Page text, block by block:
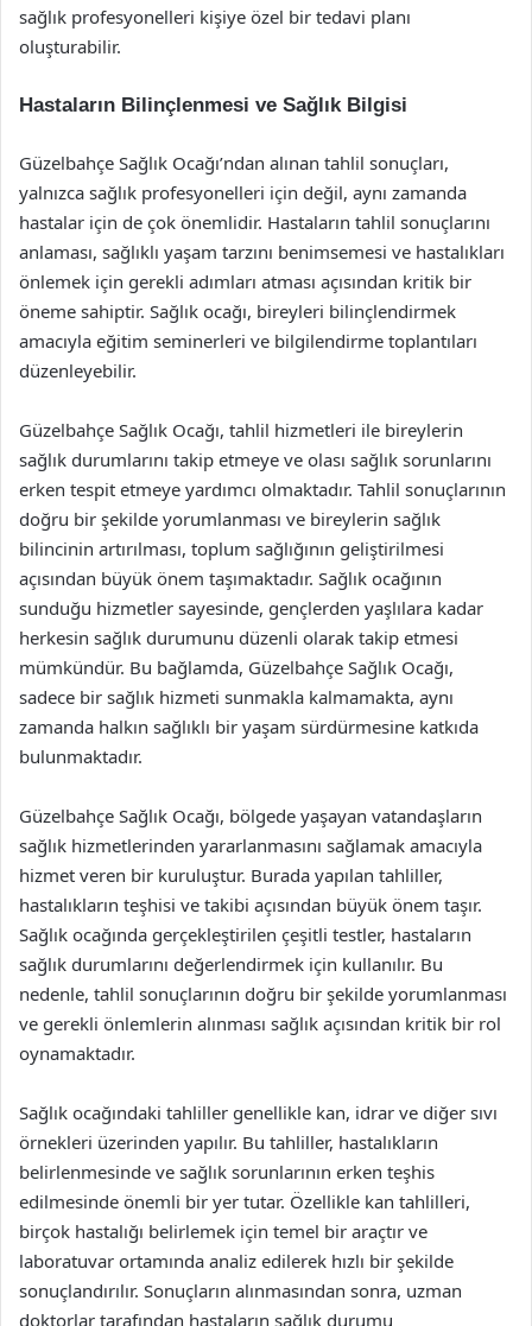
sağlık profesyonelleri kişiye özel bir tedavi planı
oluşturabilir.
Hastaların Bilinçlenmesi ve Sağlık Bilgisi
Güzelbahçe Sağlık Ocağı’ndan alınan tahlil sonuçları,
yalnızca sağlık profesyonelleri için değil, aynı zamanda
hastalar için de çok önemlidir. Hastaların tahlil sonuçlarını
anlaması, sağlıklı yaşam tarzını benimsemesi ve hastalıkları
önlemek için gerekli adımları atması açısından kritik bir
öneme sahiptir. Sağlık ocağı, bireyleri bilinçlendirmek
amacıyla eğitim seminerleri ve bilgilendirme toplantıları
düzenleyebilir.
Güzelbahçe Sağlık Ocağı, tahlil hizmetleri ile bireylerin
sağlık durumlarını takip etmeye ve olası sağlık sorunlarını
erken tespit etmeye yardımcı olmaktadır. Tahlil sonuçlarının
doğru bir şekilde yorumlanması ve bireylerin sağlık
bilincinin artırılması, toplum sağlığının geliştirilmesi
açısından büyük önem taşımaktadır. Sağlık ocağının
sunduğu hizmetler sayesinde, gençlerden yaşlılara kadar
herkesin sağlık durumunu düzenli olarak takip etmesi
mümkündür. Bu bağlamda, Güzelbahçe Sağlık Ocağı,
sadece bir sağlık hizmeti sunmakla kalmamakta, aynı
zamanda halkın sağlıklı bir yaşam sürdürmesine katkıda
bulunmaktadır.
Güzelbahçe Sağlık Ocağı, bölgede yaşayan vatandaşların
sağlık hizmetlerinden yararlanmasını sağlamak amacıyla
hizmet veren bir kuruluştur. Burada yapılan tahliller,
hastalıkların teşhisi ve takibi açısından büyük önem taşır.
Sağlık ocağında gerçekleştirilen çeşitli testler, hastaların
sağlık durumlarını değerlendirmek için kullanılır. Bu
nedenle, tahlil sonuçlarının doğru bir şekilde yorumlanması
ve gerekli önlemlerin alınması sağlık açısından kritik bir rol
oynamaktadır.
Sağlık ocağındaki tahliller genellikle kan, idrar ve diğer sıvı
örnekleri üzerinden yapılır. Bu tahliller, hastalıkların
belirlenmesinde ve sağlık sorunlarının erken teşhis
edilmesinde önemli bir yer tutar. Özellikle kan tahlilleri,
birçok hastalığı belirlemek için temel bir araçtır ve
laboratuvar ortamında analiz edilerek hızlı bir şekilde
sonuçlandırılır. Sonuçların alınmasından sonra, uzman
doktorlar tarafından hastaların sağlık durumu